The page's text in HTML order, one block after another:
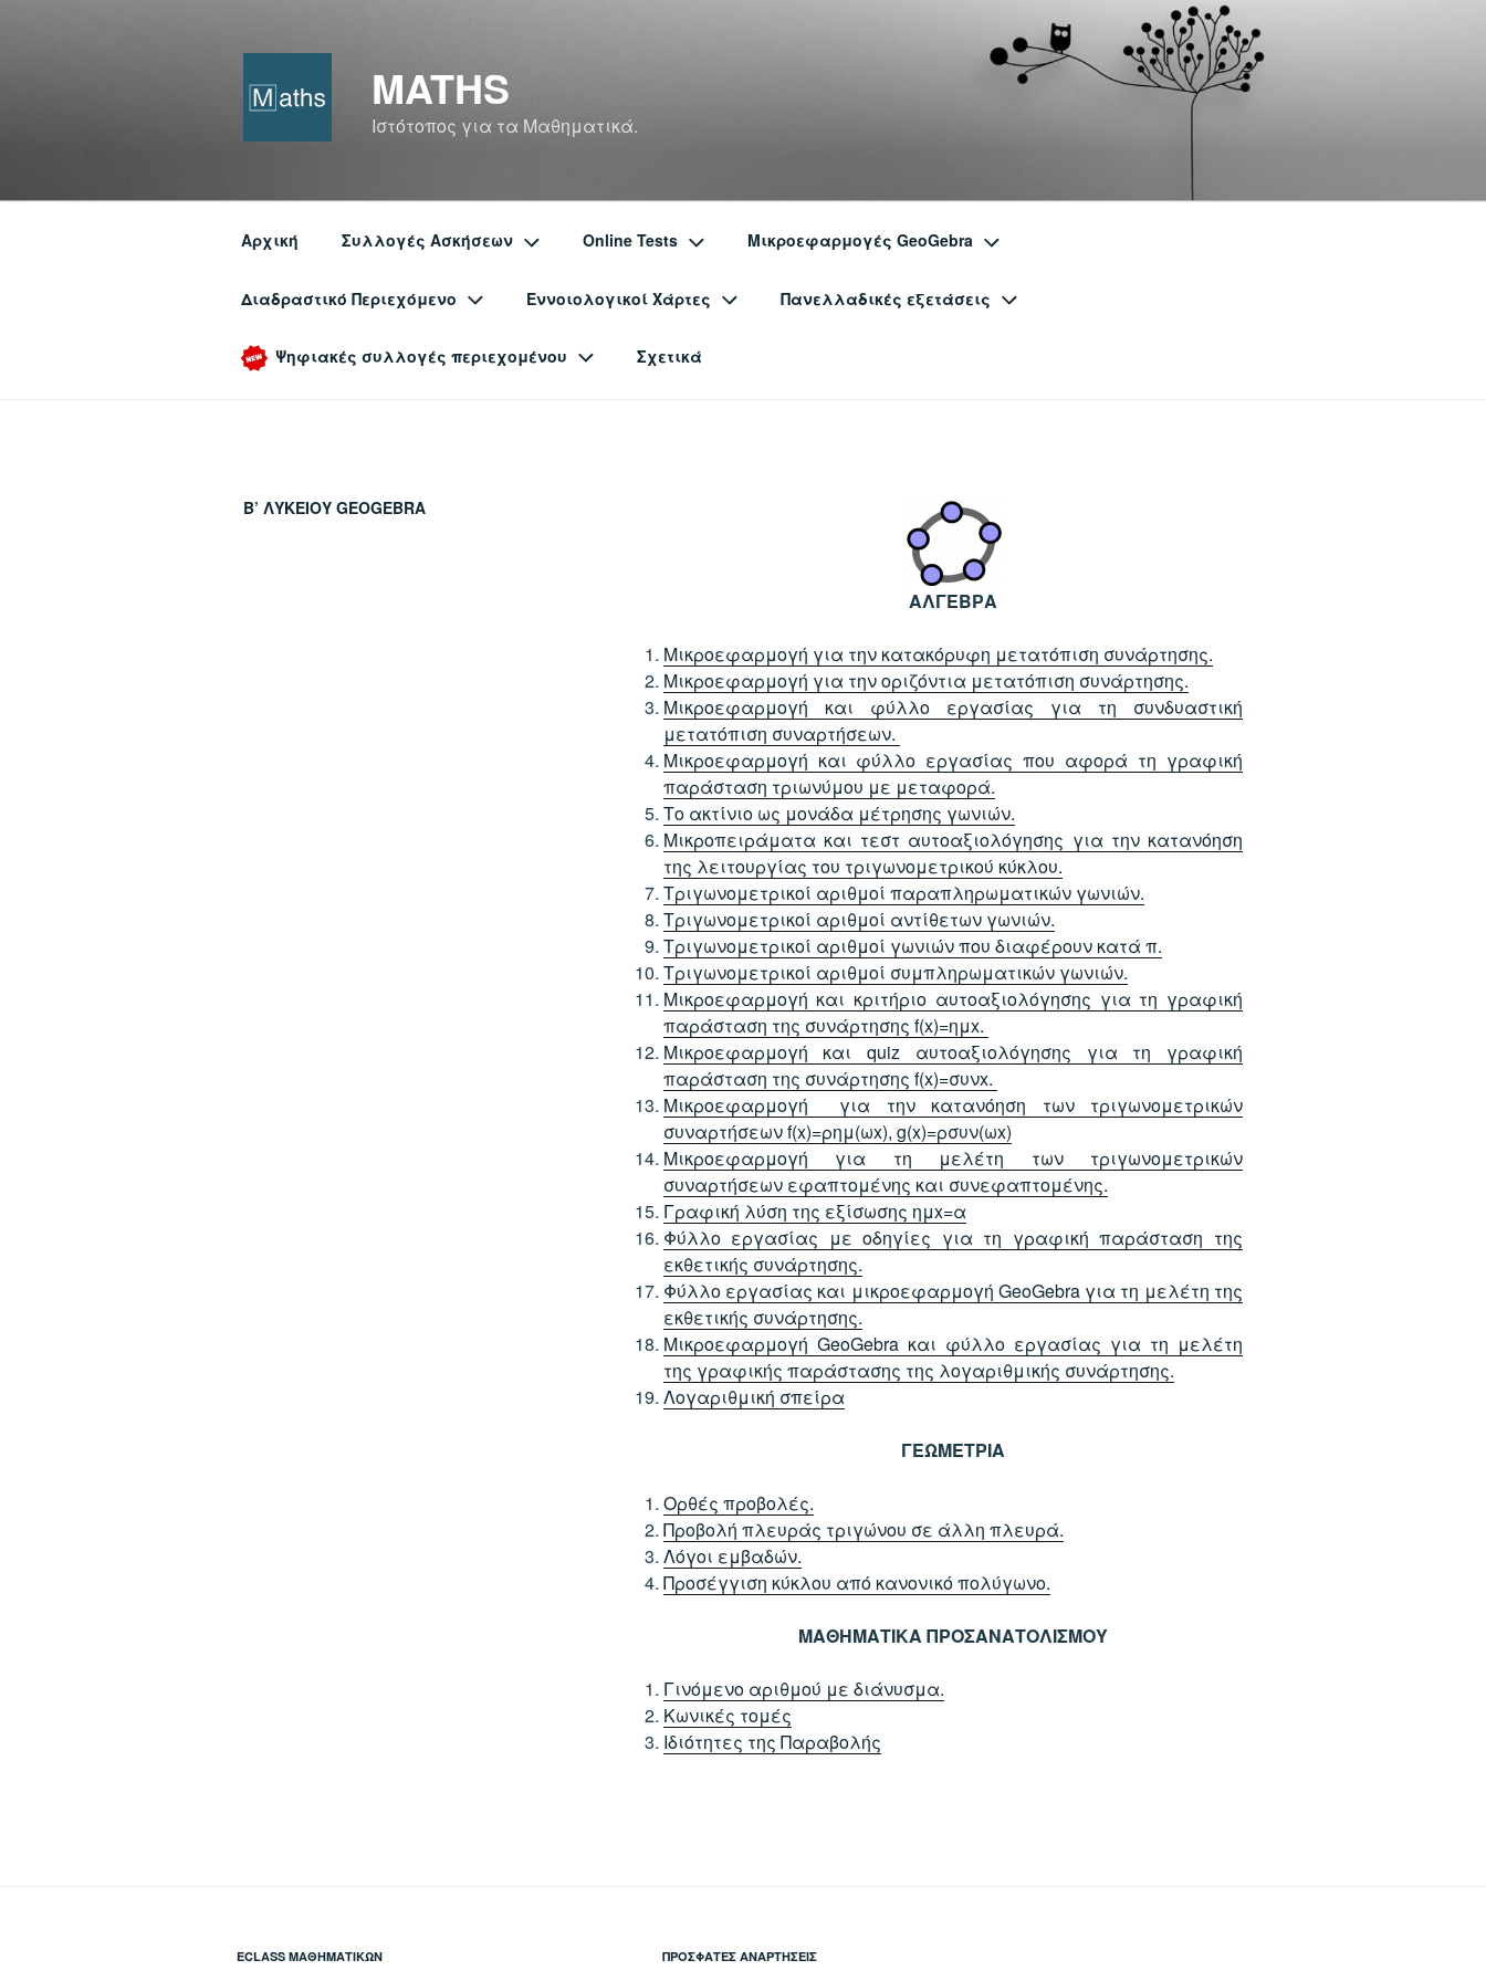
MATHS
Ιστότοπος για τα Μαθηματικά.
Αρχική Συλλογές Ασκήσεων Online Tests Μικροεφαρμογές GeoGebra
Διαδραστικό Περιεχόμενο Εννοιολογικοί Χάρτες Πανελλαδικές εξετάσεις
Ψηφιακές συλλογές περιεχομένου Σχετικά
Β’ ΛΥΚΕΊΟΥ GEOGEBRA
ΑΛΓΕΒΡΑ
Μικροεφαρμογή για την κατακόρυφη μετατόπιση συνάρτησης.
Μικροεφαρμογή για την οριζόντια μετατόπιση συνάρτησης.
Μικροεφαρμογή και φύλλο εργασίας για τη
συνδυαστική
μετατόπιση συναρτήσεων.
Μικροεφαρμογή και φύλλο εργασίας που αφορά τη γραφική
παράσταση τριωνύμου με μεταφορά.
Το ακτίνιο ως μονάδα μέτρησης γωνιών.
Μικροπειράματα και τεστ αυτοαξιολόγησης για την κατανόηση
της λειτουργίας του τριγωνομετρικού κύκλου.
Τριγωνομετρικοί αριθμοί παραπληρωματικών γωνιών.
Τριγωνομετρικοί αριθμοί αντίθετων γωνιών.
Τριγωνομετρικοί αριθμοί γωνιών που διαφέρουν κατά π.
Τριγωνομετρικοί αριθμοί συμπληρωματικών γωνιών.
Μικροεφαρμογή και κριτήριο αυτοαξιολόγησης για τη γραφική
παράσταση της συνάρτησης f(x)=ημx.
Μικροεφαρμογή και quiz αυτοαξιολόγησης για τη γραφική
παράσταση της συνάρτησης f(x)=συνx.
Μικροεφαρμογή για την κατανόηση των τριγωνομετρικών
συναρτήσεων f(x)=ρημ(ωx), g(x)=ρσυν(ωx)
Μικροεφαρμογή για τη μελέτη των τριγωνομετρικών
συναρτήσεων εφαπτομένης και συνεφαπτομένης.
Γραφική λύση της εξίσωσης ημx=α
Φύλλο εργασίας με οδηγίες για τη γραφική παράσταση της
εκθετικής συνάρτησης.
Φύλλο εργασίας και μικροεφαρμογή GeoGebra για τη μελέτη της
εκθετικής συνάρτησης.
Μικροεφαρμογή GeoGebra και φύλλο εργασίας για τη μελέτη
της γραφικής παράστασης της λογαριθμικής συνάρτησης.
Λογαριθμική σπείρα
ΓΕΩΜΕΤΡΙΑ
Ορθές προβολές.
Προβολή πλευράς τριγώνου σε άλλη πλευρά.
Λόγοι εμβαδών.
Προσέγγιση κύκλου από κανονικό πολύγωνο.
ΜΑΘΗΜΑΤΙΚΑ ΠΡΟΣΑΝΑΤΟΛΙΣΜΟΥ
Γινόμενο αριθμού με διάνυσμα.
Κωνικές τομές
Ιδιότητες της Παραβολής
ECLASS ΜΑΘΗΜΑΤΙΚΏΝ ΠΡΌΣΦΑΤΕΣ ΑΝΑΡΤΉΣΕΙΣ